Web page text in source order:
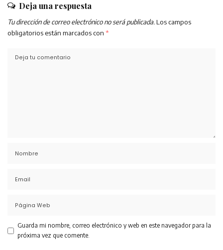
Deja una respuesta
Tu dirección de correo electrónico no será publicada. Los campos
obligatorios están marcados con *
Guarda mi nombre, correo electrónico y web en este navegador para la
próxima vez que comente.